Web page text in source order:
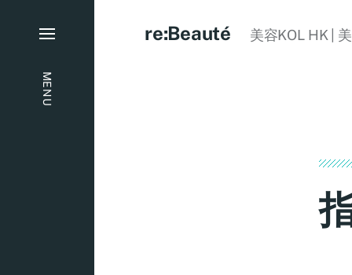
MENU
re:Beauté 美容KOL HK |